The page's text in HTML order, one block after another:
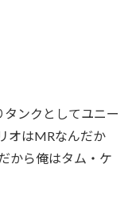
タンクとしてユニー
オはMRなんだか
から俺はタム・ケ